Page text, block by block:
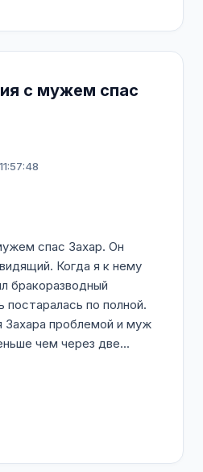
с мужем спас
спас Захар. Он
Когда я к нему
бракоразводный
постаралась по полной.
Захара проблемой и муж
чем через две...